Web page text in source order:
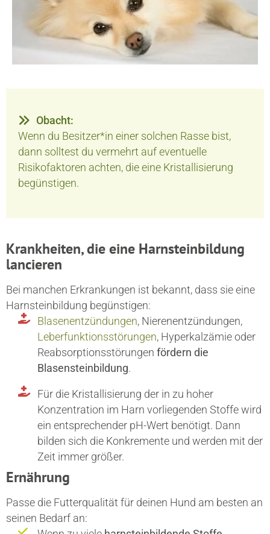
Obacht:
Wenn du Besitzer*in einer solchen Rasse bist,
dann solltest du vermehrt auf eventuelle
Risikofaktoren achten, die eine Kristallisierung
begünstigen.
Krankheiten, die eine Harnsteinbildung
lancieren
Bei manchen Erkrankungen ist bekannt, dass sie eine
Harnsteinbildung begünstigen:
Blasenentzündungen, Nierenentzündungen,
Leberfunktionsstörungen, Hyperkalzämie oder
Reabsorptionsstörungen fördern die
Blasensteinbildung.
Für die Kristallisierung der in zu hoher
Konzentration im Harn vorliegenden Stoffe wird
ein entsprechender pH-Wert benötigt. Dann
bilden sich die Konkremente und werden mit der
Zeit immer größer.
Ernährung
Passe die Futterqualität für deinen Hund am besten an
seinen Bedarf an: